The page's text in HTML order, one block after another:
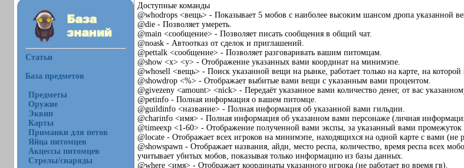
Статьи
База предметов
Предметы
Оружие
Эквип
Карты
Приманки для петов
Яйца питомцев
Акцессы питомцев
Стрелы/снаряды
Доступные команды
@whodrops <вещь> - Показывает 5 мобов с наиболее высоким шансом дропа указанной
@die - Позволяет умереть.
@main <сообщение> - Позволяет писать сообщения в общий чат.
@noask - Автоотказ от сделок и приглашений.
@pettalk <сообщение> - Позволяет разговаривать вашим питомцам.
@show <x> <y> - Отображение указанных вами координат на минимэпе.
@whosell <вещь> - Поиск указанной вещи на рынке, работает только на карте, на которой
@showdrop <%> - Отображает выбитые вами вещи с указанным вами процентом.
@givezeny <amount> <nick> - Передаёт указанное вами количество денег, от вас
@petinfo - Полная информация о вашем питомце.
@guildinfo <название> - Полная информация об указанной вами гильдии.
@charinfo <имя> - Полная информация об указанном вами персонаже (личная информация
@timeexp <1-60> - Отображение полученной вами экспы, за указанный вами промежуток
@locate - Отображает всех игроков на минимэпе, находящихся на одной карте с вами (не
@showspawn - Отображает названия, айди, место респа, количество, время респа всех
учитывает убитых мобов, показывая только информацию из базы данных.
@where <имя> - Отображает координаты указанного игрока (не работает во время гв).